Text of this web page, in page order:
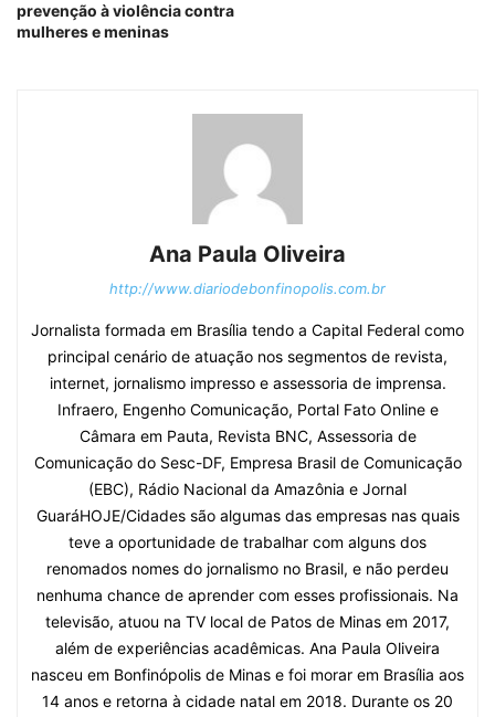
prevenção à violência contra
mulheres e meninas
Ana Paula Oliveira
http://www.diariodebonfinopolis.com.br
Jornalista formada em Brasília tendo a Capital Federal como
principal cenário de atuação nos segmentos de revista,
internet, jornalismo impresso e assessoria de imprensa.
Infraero, Engenho Comunicação, Portal Fato Online e
Câmara em Pauta, Revista BNC, Assessoria de
Comunicação do Sesc-DF, Empresa Brasil de Comunicação
(EBC), Rádio Nacional da Amazônia e Jornal
GuaráHOJE/Cidades são algumas das empresas nas quais
teve a oportunidade de trabalhar com alguns dos
renomados nomes do jornalismo no Brasil, e não perdeu
nenhuma chance de aprender com esses profissionais. Na
televisão, atuou na TV local de Patos de Minas em 2017,
além de experiências acadêmicas. Ana Paula Oliveira
nasceu em Bonfinópolis de Minas e foi morar em Brasília aos
14 anos e retorna à cidade natal em 2018. Durante os 20